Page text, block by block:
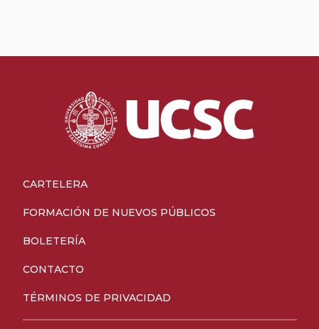
CARTELERA
FORMACIÓN DE NUEVOS PÚBLICOS
BOLETERÍA
CONTACTO
TÉRMINOS DE PRIVACIDAD